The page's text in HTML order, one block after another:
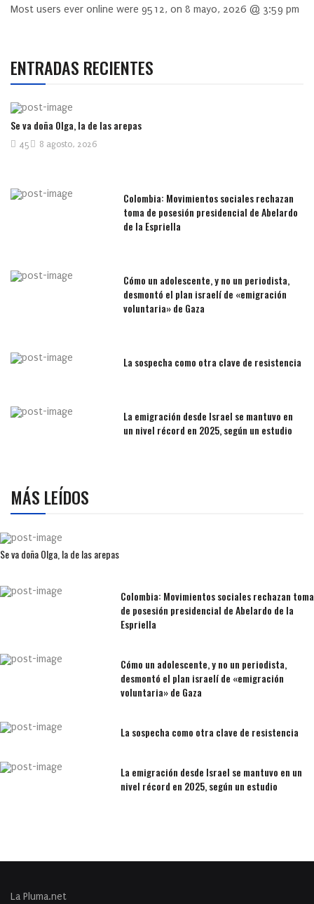
Most users ever online were 9512, on 8 mayo, 2026 @ 3:59 pm
ENTRADAS RECIENTES
Se va doña Olga, la de las arepas
8 agosto, 2026
45
Colombia: Movimientos sociales rechazan
toma de posesión presidencial de Abelardo
de la Espriella
Cómo un adolescente, y no un periodista,
desmontó el plan israelí de «emigración
voluntaria» de Gaza
La sospecha como otra clave de resistencia
La emigración desde Israel se mantuvo en
un nivel récord en 2025, según un estudio
MÁS LEÍDOS
Se va doña Olga, la de las arepas
Colombia: Movimientos sociales rechazan toma
de posesión presidencial de Abelardo de la
Espriella
Cómo un adolescente, y no un periodista,
desmontó el plan israelí de «emigración
voluntaria» de Gaza
La sospecha como otra clave de resistencia
La emigración desde Israel se mantuvo en un
nivel récord en 2025, según un estudio
La Pluma.net